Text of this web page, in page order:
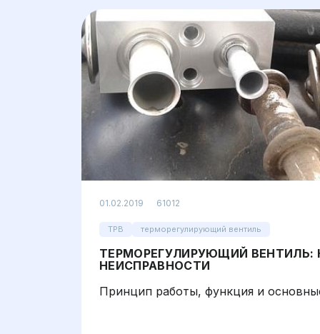
01.02.2019 61012
ТРВ терморегулирующий вентиль
ТЕРМОРЕГУЛИРУЮЩИЙ ВЕНТИЛЬ:
НЕИСПРАВНОСТИ
Принцип работы, функция и